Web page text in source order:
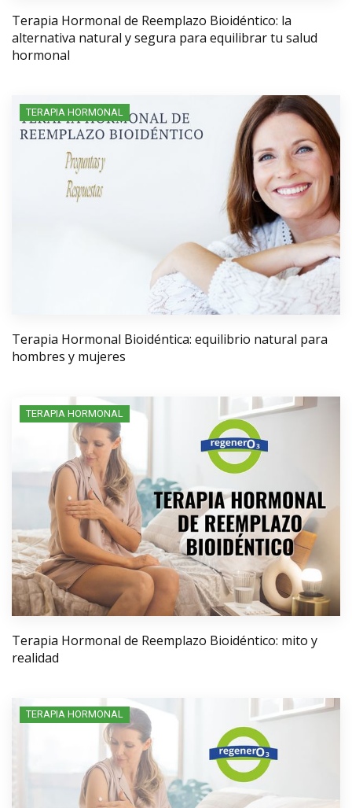
Terapia Hormonal de Reemplazo Bioidéntico: la
alternativa natural y segura para equilibrar tu salud
hormonal
TERAPIA HORMONAL
Terapia Hormonal Bioidéntica: equilibrio natural para
hombres y mujeres
TERAPIA HORMONAL
Terapia Hormonal de Reemplazo Bioidéntico: mito y
realidad
TERAPIA HORMONAL